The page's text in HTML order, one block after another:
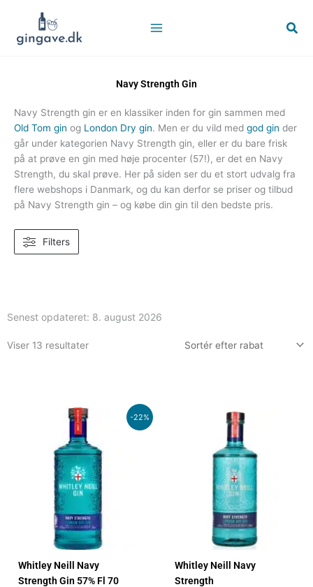
indholdet
Søg
Navy Strength Gin
Navy Strength gin er en klassiker inden for gin sammen med
Old Tom gin og London Dry gin. Men er du vild med god gin der
går under kategorien Navy Strength gin, eller er du bare frisk
på at prøve en gin med høje procenter (57!), er det en Navy
Strength, du skal prøve. Her på siden ser du et stort udvalg fra
flere webshops i Danmark, og du kan derfor se priser og tilbud
på Navy Strength gin – og købe din gin til den bedste pris.
Filters
Senest opdateret: 8. august 2026
Viser 13 resultater
-22%
Whitley Neill Navy
Strength Gin 57% Fl 70
Den
oprindelige
pris
var:
269,00 kr..
er:
209,00 kr..
Whitley Neill Navy
Strength